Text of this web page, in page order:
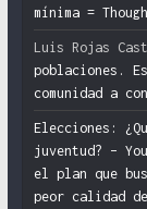
mínima =
Luis Rojas
poblaciones.
comunidad a
Elecciones:
juventud? –
el plan que
peor calidad